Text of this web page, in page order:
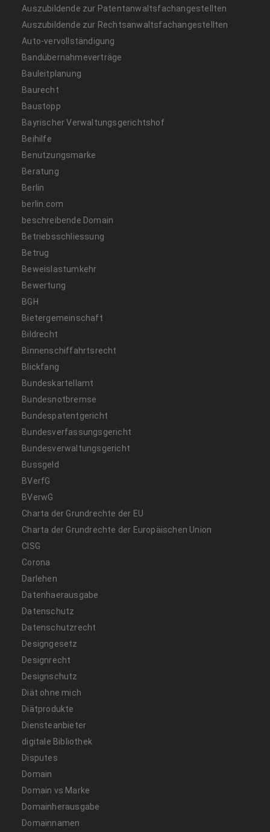
Auszubildende zur Patentanwaltsfachangestellten
Auszubildende zur Rechtsanwaltsfachangestellten
Auto-vervollständigung
Bandübernahmeverträge
Bauleitplanung
Baurecht
Baustopp
Bayrischer Verwaltungsgerichtshof
Beihilfe
Benutzungsmarke
Beratung
Berlin
berlin.com
beschreibende Domain
Betriebsschliessung
Betrug
Beweislastumkehr
Bewertung
BGH
Bietergemeinschaft
Bildrecht
Binnenschiffahrtsrecht
Blickfang
Bundeskartellamt
Bundesnotbremse
Bundespatentgericht
Bundesverfassungsgericht
Bundesverwaltungsgericht
Bussgeld
BVerfG
BVerwG
Charta der Grundrechte der EU
Charta der Grundrechte der Europäischen Union
CISG
Corona
Darlehen
Datenhaerausgabe
Datenschutz
Datenschutzrecht
Designgesetz
Designrecht
Designschutz
Diät ohne mich
Diätprodukte
Diensteanbieter
digitale Bibliothek
Disputes
Domain
Domain vs Marke
Domainherausgabe
Domainnamen